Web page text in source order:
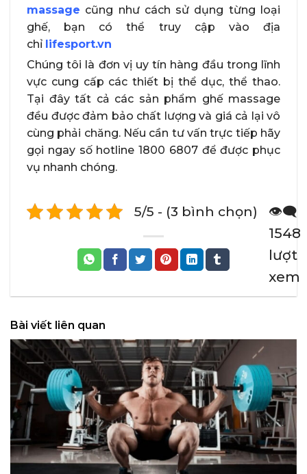
massage cũng như cách sử dụng từng loại
ghế, bạn có thể truy cập vào địa
chỉ lifesport.vn
Chúng tôi là đơn vị uy tín hàng đầu trong lĩnh
vực cung cấp các thiết bị thể dục, thể thao.
Tại đây tất cả các sản phẩm ghế massage
đều được đảm bảo chất lượng và giá cả lại vô
cùng phải chăng. Nếu cần tư vấn trực tiếp hãy
gọi ngay số hotline 1800 6807 để được phục
vụ nhanh chóng.
5/5 - (3 bình chọn)
👁️‍🗨️
1548
lượt
xem
Bài viết liên quan